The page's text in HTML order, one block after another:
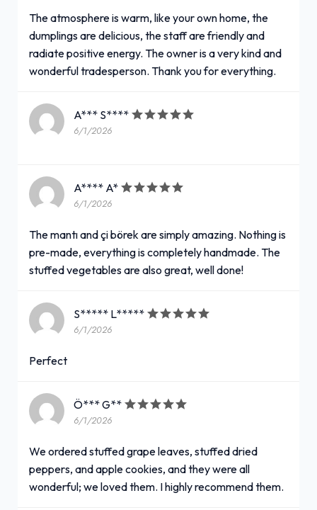
The atmosphere is warm, like your own home, the
dumplings are delicious, the staff are friendly and
radiate positive energy. The owner is a very kind and
wonderful tradesperson. Thank you for everything.
A*** S****
6/1/2026
A**** A*
6/1/2026
The mantı and çi börek are simply amazing. Nothing is
pre-made, everything is completely handmade. The
stuffed vegetables are also great, well done!
S***** L*****
6/1/2026
Perfect
Ö*** G**
6/1/2026
We ordered stuffed grape leaves, stuffed dried
peppers, and apple cookies, and they were all
wonderful; we loved them. I highly recommend them.